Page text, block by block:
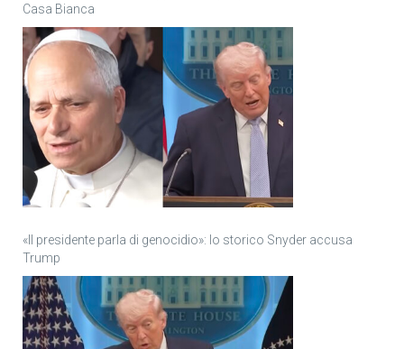
Casa Bianca
«Il presidente parla di genocidio»: lo storico Snyder accusa
Trump